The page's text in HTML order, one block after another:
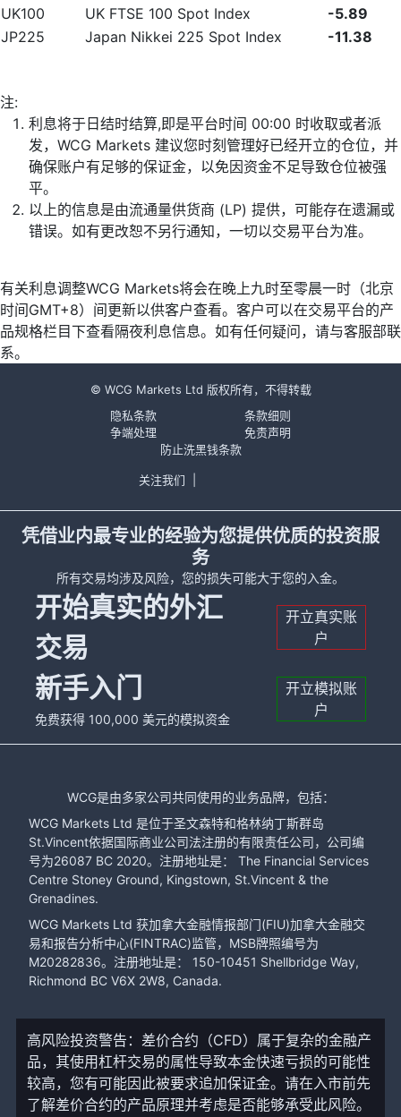
UK100
UK FTSE 100 Spot Index
-5.89
JP225
Japan Nikkei 225 Spot Index -11.38
注:
利息将于日结时结算,即是平台时间 00:00 时收取或者派
发，WCG Markets 建议您时刻管理好已经开立的仓位，并
确保账户有足够的保证金，以免因资金不足导致仓位被强
平。
以上的信息是由流通量供货商 (LP) 提供，可能存在遗漏或
错误。如有更改恕不另行通知，一切以交易平台为准。
有关利息调整WCG Markets将会在晚上九时至零晨一时（北京
时间GMT+8）间更新以供客户查看。客户可以在交易平台的产
品规格栏目下查看隔夜利息信息。如有任何疑问，请与客服部联
系。
© WCG Markets Ltd 版权所有，不得转载
隐私条款
条款细则
争端处理
免责声明
防止洗黑钱条款
关注我们
凭借业内最专业的经验为您提供优质的投资服
务
所有交易均涉及风险，您的损失可能大于您的入金。
开始真实的外汇
交易
开立真实账
户
新手入门
免费获得 100,000 美元的模拟资金
开立模拟账
户
WCG是由多家公司共同使用的业务品牌，包括：
WCG Markets Ltd 是位于圣文森特和格林纳丁斯群岛
St.Vincent依据国际商业公司法注册的有限责任公司，公司编
号为26087 BC 2020。注册地址是： The Financial Services
Centre Stoney Ground, Kingstown, St.Vincent & the
Grenadines.
WCG Markets Ltd 获加拿大金融情报部门(FIU)加拿大金融交
易和报告分析中心(FINTRAC)监管，MSB牌照编号为
M20282836。注册地址是： 150-10451 Shellbridge Way,
Richmond BC V6X 2W8, Canada.
高风险投资警告：差价合约（CFD）属于复杂的金融产
品，其使用杠杆交易的属性导致本金快速亏损的可能性
较高，您有可能因此被要求追加保证金。请在入市前先
了解差价合约的产品原理并考虑是否能够承受此风险。